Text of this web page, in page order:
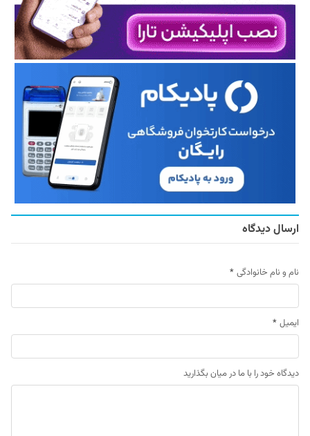
ارسال دیدگاه
نام و نام خانوادگی *
ایمیل *
دیدگاه خود را با ما در میان بگذارید